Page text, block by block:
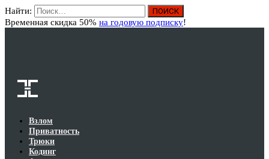
Найти:
Временная скидка 50% на годовую подписку!
Взлом
Приватность
Трюки
Кодинг